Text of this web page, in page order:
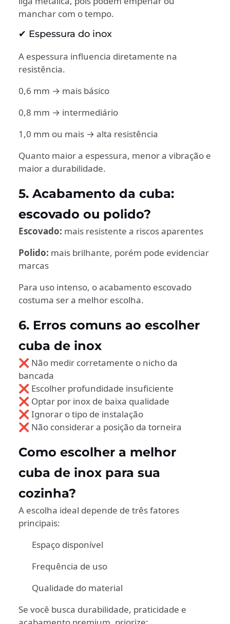
manchar com o tempo.
✔ Espessura do inox
A espessura influencia diretamente na
resistência.
0,6 mm → mais básico
0,8 mm → intermediário
1,0 mm ou mais → alta resistência
Quanto maior a espessura, menor a vibração e
maior a durabilidade.
5. Acabamento da cuba:
escovado ou polido?
Escovado: mais resistente a riscos aparentes
Polido: mais brilhante, porém pode evidenciar
marcas
Para uso intenso, o acabamento escovado
costuma ser a melhor escolha.
6. Erros comuns ao escolher
cuba de inox
❌ Não medir corretamente o nicho da
bancada
❌ Escolher profundidade insuficiente
❌ Optar por inox de baixa qualidade
❌ Ignorar o tipo de instalação
❌ Não considerar a posição da torneira
Como escolher a melhor
cuba de inox para sua
cozinha?
A escolha ideal depende de três fatores
principais:
Espaço disponível
Frequência de uso
Qualidade do material
Se você busca durabilidade, praticidade e